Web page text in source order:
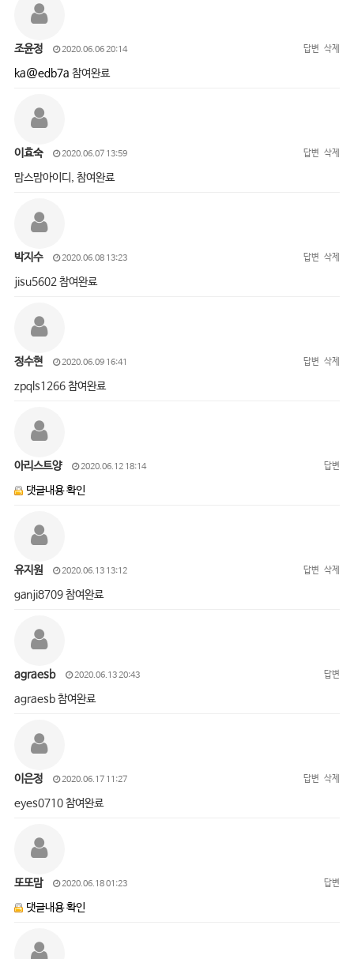
조윤정 2020.06.06 20:14 답변 삭제
ka@edb7a 참여완료
이효숙 2020.06.07 13:59 답변 삭제
맘스맘아이디, 참여완료
박지수 2020.06.08 13:23 답변 삭제
jisu5602 참여완료
정수현 2020.06.09 16:41 답변 삭제
zpqls1266 참여완료
아리스트양 2020.06.12 18:14 답변
댓글내용 확인
유지원 2020.06.13 13:12 답변 삭제
ganji8709 참여완료
agraesb 2020.06.13 20:43 답변
agraesb 참여완료
이은정 2020.06.17 11:27 답변 삭제
eyes0710 참여완료
또또맘 2020.06.18 01:23 답변
댓글내용 확인